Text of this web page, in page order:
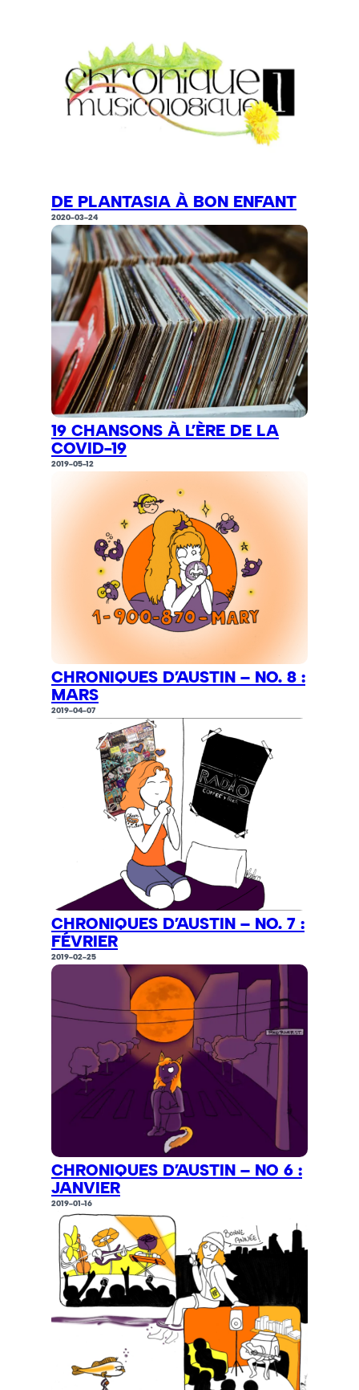
DE PLANTASIA À BON ENFANT
2020-03-24
19 CHANSONS À L’ÈRE DE LA
COVID-19
2019-05-12
CHRONIQUES D’AUSTIN – NO. 8 :
MARS
2019-04-07
CHRONIQUES D’AUSTIN – NO. 7 :
FÉVRIER
2019-02-25
CHRONIQUES D’AUSTIN – NO 6 :
JANVIER
2019-01-16